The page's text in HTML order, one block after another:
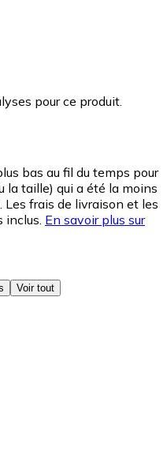
pour ce produit.
bas au fil du temps pour
la taille) qui a été la moins
frais de livraison et les
En savoir plus sur
Voir tout